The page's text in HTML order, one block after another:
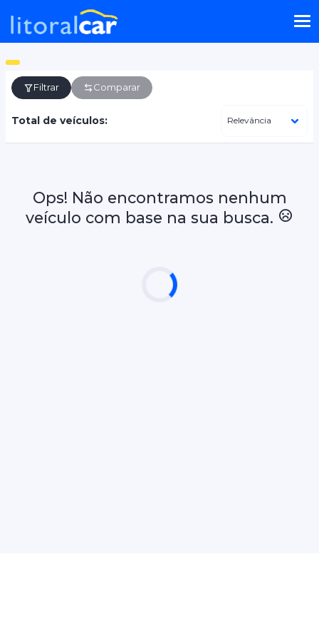
Filtrar Comparar
Total de veículos:
Ops! Não encontramos nenhum
veículo com base na sua busca.